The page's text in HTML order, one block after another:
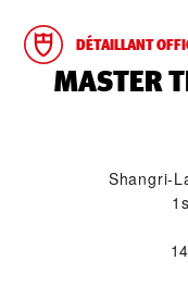
DÉTAILLANT
‭MASTER
Shangri-